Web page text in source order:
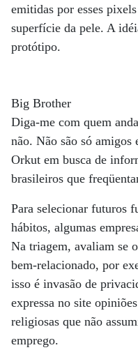
emitidas por esses
superfície da pele. A
protótipo.
Big Brother
Diga-me com quem
não. Não são só amigos
Orkut em busca de
brasileiros que
Para selecionar futuros
hábitos, algumas
Na triagem, avaliam se
bem-relacionado, por
isso é invasão de
expressa no site
religiosas que não
emprego.